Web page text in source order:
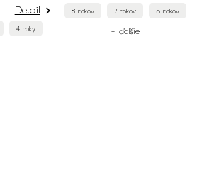
Detail
4 roky
8 rokov 7 rokov 5 rokov
+ ďalšie